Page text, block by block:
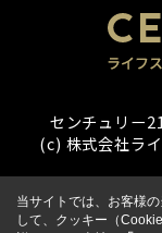
センチュリー
(c) 株式会社ラ
当サイトでは、お客様
して、クッキー（